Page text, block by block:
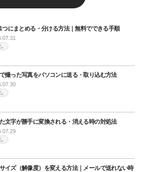
つにまとめる・分ける方法｜無料でできる手順
撮った写真をパソコンに送る・取り込む方法
文字が勝手に変換される・消える時の対処法
イズ（解像度）を変える方法｜メールで送れない時